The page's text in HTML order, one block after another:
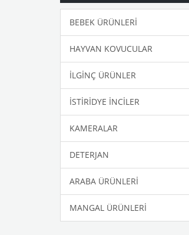
BEBEK ÜRÜNLERİ
HAYVAN KOVUCULAR
İLGİNÇ ÜRÜNLER
İSTİRİDYE İNCİLER
KAMERALAR
DETERJAN
ARABA ÜRÜNLERİ
MANGAL ÜRÜNLERİ